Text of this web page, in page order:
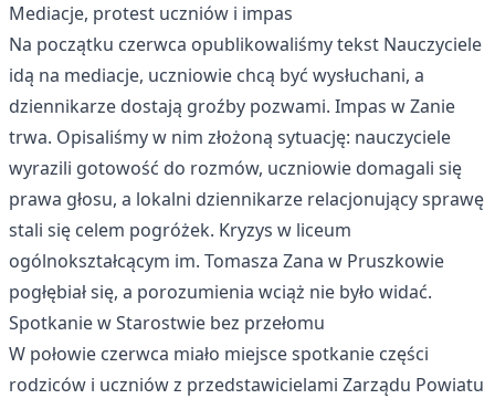
Mediacje, protest uczniów i impas
Na początku czerwca opublikowaliśmy tekst Nauczyciele
idą na mediacje, uczniowie chcą być wysłuchani, a
dziennikarze dostają groźby pozwami. Impas w Zanie
trwa. Opisaliśmy w nim złożoną sytuację: nauczyciele
wyrazili gotowość do rozmów, uczniowie domagali się
prawa głosu, a lokalni dziennikarze relacjonujący sprawę
stali się celem pogróżek. Kryzys w liceum
ogólnokształcącym im. Tomasza Zana w Pruszkowie
pogłębiał się, a porozumienia wciąż nie było widać.
Spotkanie w Starostwie bez przełomu
W połowie czerwca miało miejsce spotkanie części
rodziców i uczniów z przedstawicielami Zarządu Powiatu